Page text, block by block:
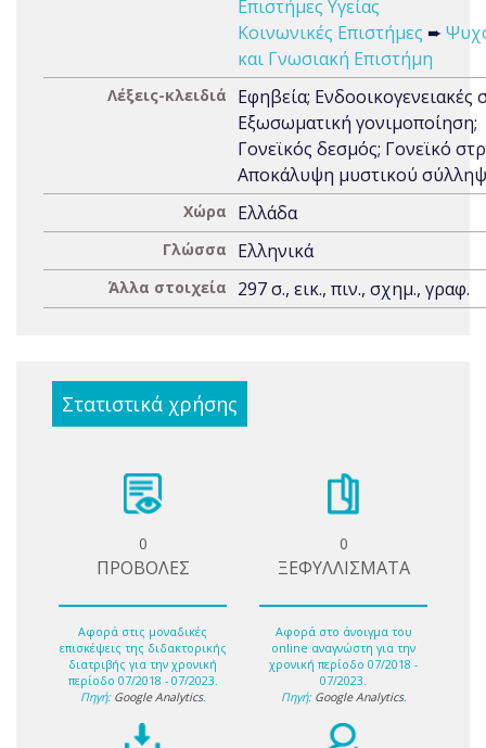
Επιστήμες Υγείας
Κοινωνικές Επιστήμες ➨
και Γνωσιακή Επιστήμη
Λέξεις-κλειδιά
Εφηβεία; Ενδοοικογενειακές
Εξωσωματική γονιμοποίηση;
Γονεϊκός δεσμός; Γονεϊκό
Αποκάλυψη μυστικού
Χώρα Ελλάδα
Γλώσσα Ελληνικά
Άλλα στοιχεία 297 σ., εικ., πιν., σχημ., γραφ.
Στατιστικά χρήσης
0
ΠΡΟΒΟΛΕΣ
Αφορά στις μοναδικές
επισκέψεις της διδακτορικής
διατριβής για την χρονική
περίοδο 07/2018 - 07/2023.
Πηγή: Google Analytics.
0
ΞΕΦΥΛΛΙΣΜΑΤΑ
Αφορά στο άνοιγμα του
online αναγνώστη για την
χρονική περίοδο 07/2018 -
07/2023.
Πηγή: Google Analytics.